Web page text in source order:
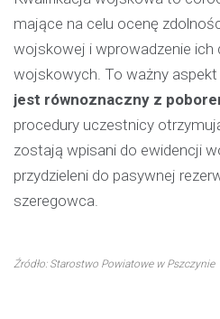
mające na celu ocenę
wojskowej i wprowadzenie ich
wojskowych. To ważny
jest równoznaczny z
procedury uczestnicy
zostają wpisani do ewidencji
przydzieleni do pasywnej
szeregowca.
Źródło: Starostwo Powiatowe w Pszczynie